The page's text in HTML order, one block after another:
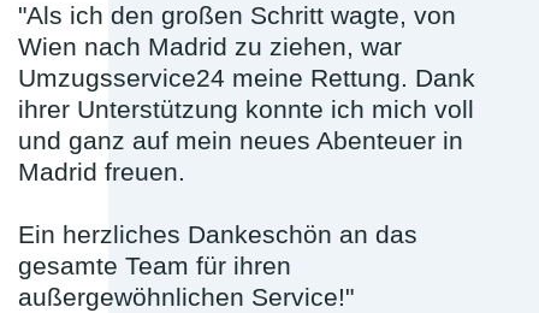
"Als ich den großen Schritt wagte, von
Wien nach Madrid zu ziehen, war
Umzugsservice24 meine Rettung. Dank
ihrer Unterstützung konnte ich mich voll
und ganz auf mein neues Abenteuer in
Madrid freuen.
Ein herzliches Dankeschön an das
gesamte Team für ihren
außergewöhnlichen Service!"